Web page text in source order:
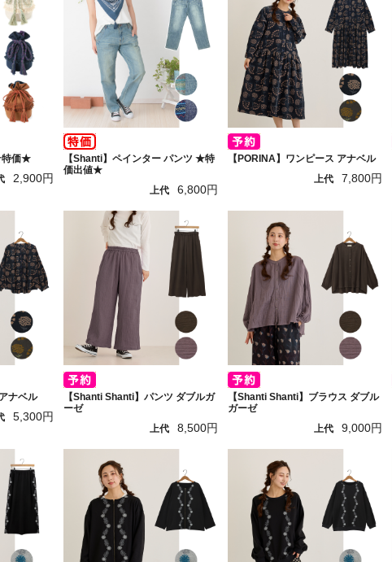
特価★
2,900円
【Shanti】ペインター パンツ ★特
価出値★
上代
6,800円
【PORINA】ワンピース アナベル
上代
7,800円
ナベル
5,300円
【Shanti Shanti】パンツ ダブルガ
ーゼ
上代
8,500円
【Shanti Shanti】ブラウス ダブル
ガーゼ
上代
9,000円